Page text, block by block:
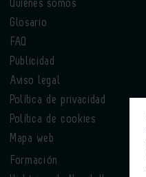
Quiénes somos
Glosario
FAQ
Publicidad
Aviso legal
Política de privacidad
Política de cookies
Mapa web
Formación